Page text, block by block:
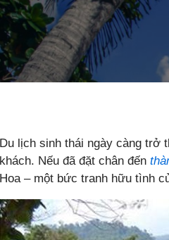
Du lịch sinh thái ngày càng trở
khách. Nếu đã đặt chân đến
Hoa – một bức tranh hữu tình